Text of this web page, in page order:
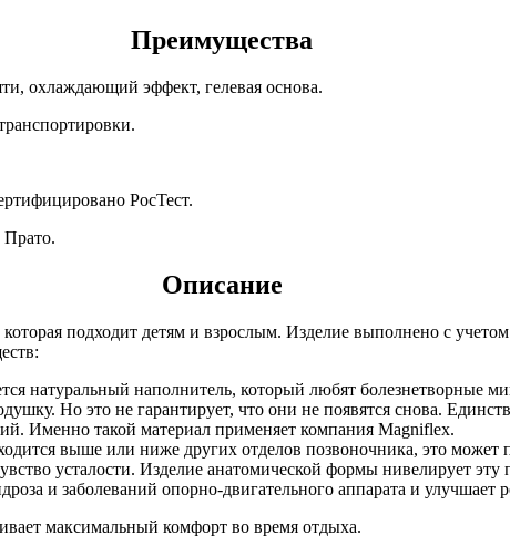
Преимущества
охлаждающий эффект, гелевая основа.
РосТест.
Прато.
Описание
подходит детям и взрослым. Изделие выполнено с
натуральный наполнитель, который любят болезнетворные
Но это не гарантирует, что они не появятся снова.
Именно такой материал применяет компания Magniflex.
выше или ниже других отделов позвоночника, это
усталости. Изделие анатомической формы нивелирует эту
и заболеваний опорно-двигательного аппарата и улучшает
максимальный комфорт во время отдыха.